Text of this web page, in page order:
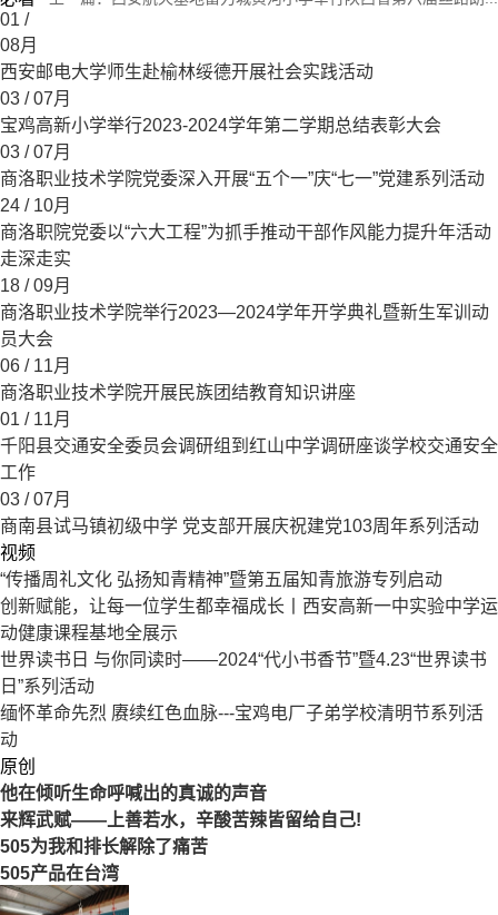
01 /
08月
西安邮电大学师生赴榆林绥德开展社会实践活动
03 / 07月
宝鸡高新小学举行2023-2024学年第二学期总结表彰大会
03 / 07月
商洛职业技术学院党委深入开展“五个一”庆“七一”党建系列活动
24 / 10月
商洛职院党委以“六大工程”为抓手推动干部作风能力提升年活动
走深走实
18 / 09月
商洛职业技术学院举行2023—2024学年开学典礼暨新生军训动
员大会
06 / 11月
商洛职业技术学院开展民族团结教育知识讲座
01 / 11月
千阳县交通安全委员会调研组到红山中学调研座谈学校交通安全
工作
03 / 07月
商南县试马镇初级中学 党支部开展庆祝建党103周年系列活动
视频
“传播周礼文化 弘扬知青精神”暨第五届知青旅游专列启动
创新赋能，让每一位学生都幸福成长丨西安高新一中实验中学运
动健康课程基地全展示
世界读书日 与你同读时——2024“代小书香节”暨4.23“世界读书
日”系列活动
缅怀革命先烈 赓续红色血脉---宝鸡电厂子弟学校清明节系列活
动
原创
他在倾听生命呼喊出的真诚的声音
来辉武赋——上善若水，辛酸苦辣皆留给自己!
505为我和排长解除了痛苦
505产品在台湾